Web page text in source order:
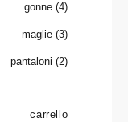
gonne (4)
maglie (3)
pantaloni (2)
carrello